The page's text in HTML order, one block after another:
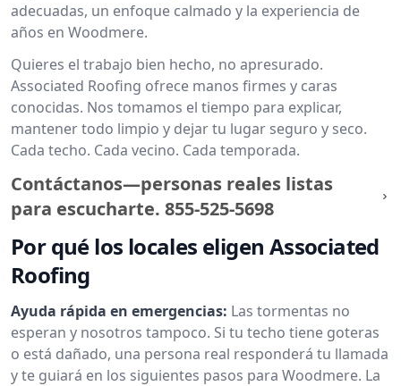
adecuadas, un enfoque calmado y la experiencia de
años en Woodmere.
Quieres el trabajo bien hecho, no apresurado.
Associated Roofing ofrece manos firmes y caras
conocidas. Nos tomamos el tiempo para explicar,
mantener todo limpio y dejar tu lugar seguro y seco.
Cada techo. Cada vecino. Cada temporada.
Contáctanos—personas reales listas
para escucharte. 855-525-5698
Por qué los locales eligen Associated
Roofing
Ayuda rápida en emergencias: Las tormentas no
esperan y nosotros tampoco. Si tu techo tiene goteras
o está dañado, una persona real responderá tu llamada
y te guiará en los siguientes pasos para Woodmere. La